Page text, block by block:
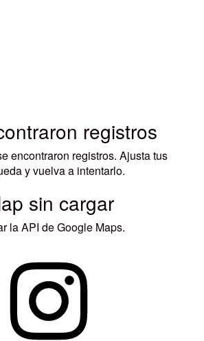
registros
encontraron registros. Ajusta tus
y vuelva a intentarlo.
sin cargar
la API de Google Maps.